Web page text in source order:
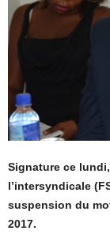
Signature ce
l’intersyndicale
suspension du
2017.